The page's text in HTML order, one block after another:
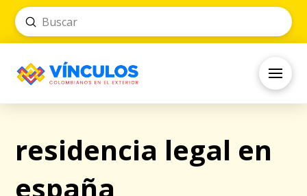
Search
Submit
residencia legal en
españa